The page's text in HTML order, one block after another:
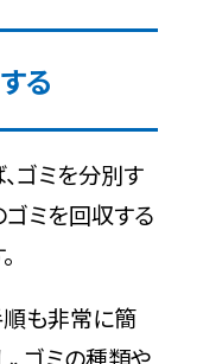
の不用品
ゴミ
るパソコン
品
る
ゴミを分別す
ミを回収する
も非常に簡